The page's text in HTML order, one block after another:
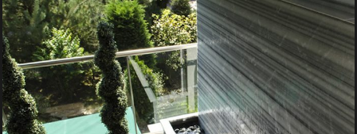
PERETE DE APA DIN MARMURA
Iazuri si Cascade, Pereti de Apa